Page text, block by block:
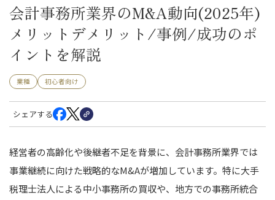
会計事務所業界のM&A動向(2025年)
メリットデメリット/事例/成功のポ
イントを解説
業種 初心者向け
シェアする
経営者の高齢化や後継者不足を背景に、会計事務所業界では
事業継続に向けた戦略的なM&Aが増加しています。特に大手
税理士法人による中小事務所の買収や、地方での事務所統合